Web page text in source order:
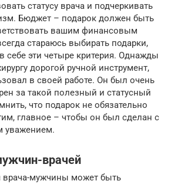
статусу врача и подчеркивать
Бюджет – подарок должен быть
вашим финансовым
стараюсь выбирать подарки,
себе эти четыре критерия. Однажды
дорогой ручной инструмент,
в своей работе. Он был очень
за такой полезный и статусный
что подарок не обязательно
главное – чтобы он был сделан с
уважением.
врачей
врача-мужчины может быть